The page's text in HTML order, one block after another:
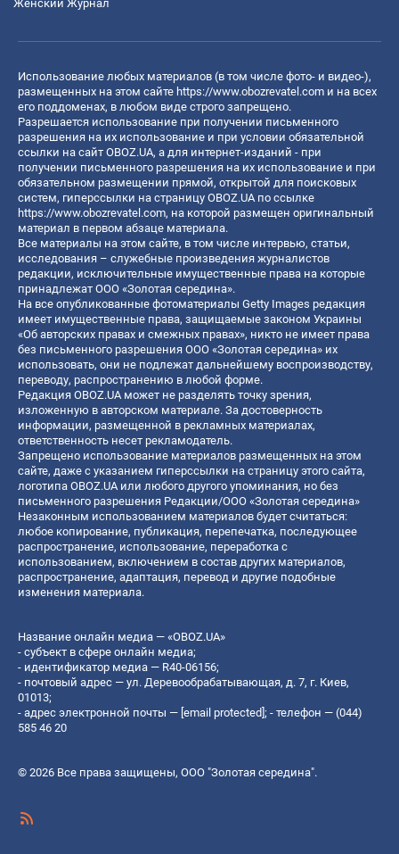
Женский Журнал
Использование любых материалов (в том числе фото- и видео-),
размещенных на этом сайте https://www.obozrevatel.com и на всех
его поддоменах, в любом виде строго запрещено.
Разрешается использование при получении письменного
разрешения на их использование и при условии обязательной
ссылки на сайт OBOZ.UA, а для интернет-изданий - при
получении письменного разрешения на их использование и при
обязательном размещении прямой, открытой для поисковых
систем, гиперссылки на страницу OBOZ.UA по ссылке
https://www.obozrevatel.com, на которой размещен оригинальный
материал в первом абзаце материала.
Все материалы на этом сайте, в том числе интервью, статьи,
исследования – служебные произведения журналистов
редакции, исключительные имущественные права на которые
принадлежат ООО «Золотая середина».
На все опубликованные фотоматериалы Getty Images редакция
имеет имущественные права, защищаемые законом Украины
«Об авторских правах и смежных правах», никто не имеет права
без письменного разрешения ООО «Золотая середина» их
использовать, они не подлежат дальнейшему воспроизводству,
переводу, распространению в любой форме.
Редакция OBOZ.UA может не разделять точку зрения,
изложенную в авторском материале. За достоверность
информации, размещенной в рекламных материалах,
ответственность несет рекламодатель.
Запрещено использование материалов размещенных на этом
сайте, даже с указанием гиперссылки на страницу этого сайта,
логотипа OBOZ.UA или любого другого упоминания, но без
письменного разрешения Редакции/ООО «Золотая середина»
Незаконным использованием материалов будет считаться:
любое копирование, публикация, перепечатка, последующее
распространение, использование, переработка с
использованием, включением в состав других материалов,
распространение, адаптация, перевод и другие подобные
изменения материала.
Название онлайн медиа — «OBOZ.UA»
- субъект в сфере онлайн медиа;
- идентификатор медиа — R40-06156;
- почтовый адрес — ул. Деревообрабатывающая, д. 7, г. Киев,
01013;
- адрес электронной почты — [email protected] ; - телефон — (044)
585 46 20
© 2026 Все права защищены, ООО "Золотая середина".